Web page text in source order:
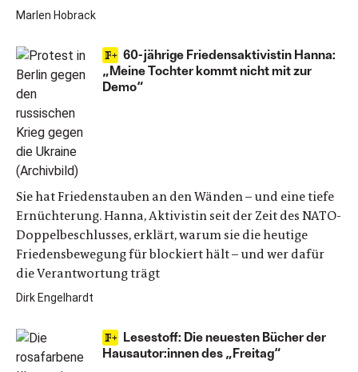
Marlen Hobrack
60-jährige Friedensaktivistin Hanna:
„Meine Tochter kommt nicht mit zur
Demo“
Sie hat Friedenstauben an den Wänden – und eine tiefe
Ernüchterung. Hanna, Aktivistin seit der Zeit des NATO-
Doppelbeschlusses, erklärt, warum sie die heutige
Friedensbewegung für blockiert hält – und wer dafür
die Verantwortung trägt
Dirk Engelhardt
Lesestoff: Die neuesten Bücher der
Hausautor:innen des „Freitag“